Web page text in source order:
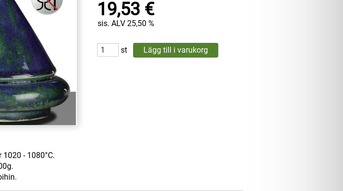
19,53 €
sis. ALV 25,50 %
st
- 1080°C.